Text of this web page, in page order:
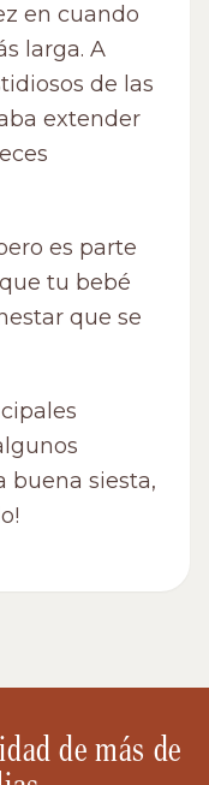
en cuando
larga. A
de las
extender
es parte
tu bebé
que se
buena siesta,
!
de más de